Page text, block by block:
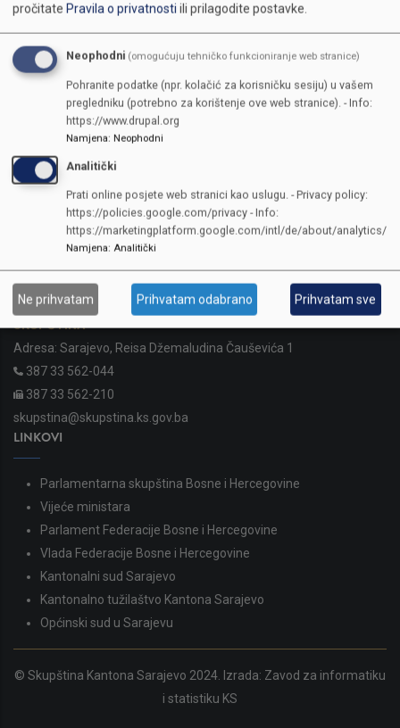
KONTAKTI
SKUPŠTINA
Adresa: Sarajevo, Reisa Džemaludina Čauševića 1
387 33 562-044
387 33 562-210
skupstina@skupstina.ks.gov.ba
LINKOVI
Parlamentarna skupština Bosne i Hercegovine
Vijeće ministara
Parlament Federacije Bosne i Hercegovine
Vlada Federacije Bosne i Hercegovine
Kantonalni sud Sarajevo
Kantonalno tužilaštvo Kantona Sarajevo
Općinski sud u Sarajevu
© Skupština Kantona Sarajevo 2024. Izrada: Zavod za informatiku
i statistiku KS
pročitate Pravila o privatnostiili prilagodite postavke.
Neophodni (omogućuju tehničko funkcioniranje web stranice)
Pohranite podatke (npr. kolačić za korisničku sesiju) u vašem
pregledniku (potrebno za korištenje ove web stranice). - Info:
https://www.drupal.org
Namjena: Neophodni
Analitički
Prati online posjete web stranici kao uslugu. - Privacy policy:
https://policies.google.com/privacy - Info:
https://marketingplatform.google.com/intl/de/about/analytics/
Namjena: Analitički
Ne prihvatam Prihvatam odabrano Prihvatam sve